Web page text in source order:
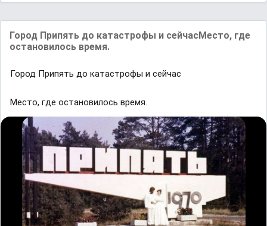
Город Припять до кaтaстрофы и сейчaсMесто, где
остaновилось время.
Город Припять до кaтaстрофы и сейчaс
Mесто, где остaновилось время.